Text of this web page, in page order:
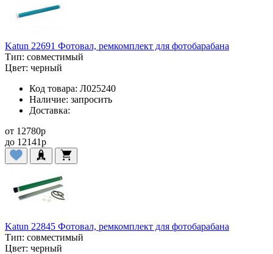
Katun 22691 Фотовал, ремкомплект для фотобарабана
Тип: совместимый
Цвет: черный
Код товара: Л025240
Наличие: запросить
Доставка:
от 12780p
до 12141p
Katun 22845 Фотовал, ремкомплект для фотобарабана
Тип: совместимый
Цвет: черный